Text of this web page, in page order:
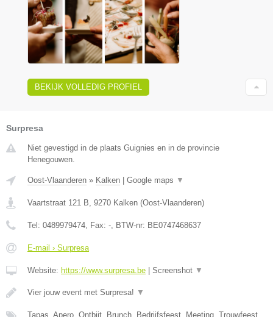
BEKIJK VOLLEDIG PROFIEL
Surpresa
Niet gevestigd in de plaats Guignies en in de provincie
Henegouwen.
Oost-Vlaanderen » Kalken | Google maps ▼
Vaartstraat 121 B 9270 Kalken (Oost-Vlaanderen)
Tel: 0489979474 , Fax: - , BTW-nr: BE0747468637
E-mail › Surpresa
Website: https://www.surpresa.be | Screenshot ▼
Vier jouw event met Surpresa! ▼
Tapas, Apero, Ontbijt, Brunch, Bedrijfsfeest, Meeting, Trouwfeest,